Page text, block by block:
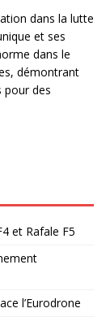
dans la lutte
et ses
dans le
démontrant
pour des
et Rafale F5
l’Eurodrone